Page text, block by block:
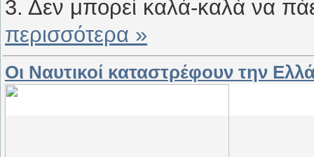
3. Δεν μπορεί καλά-καλά να
περισσότερα »
Οι Ναυτικοί καταστρέφουν την